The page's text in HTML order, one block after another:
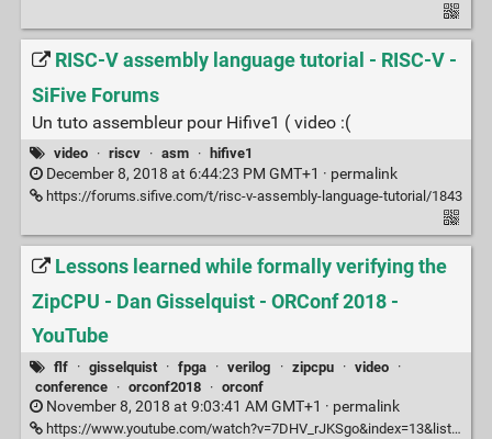
RISC-V assembly language tutorial - RISC-V -
SiFive Forums
Un tuto assembleur pour Hifive1 ( video :(
video · riscv · asm · hifive1
December 8, 2018 at 6:44:23 PM GMT+1 · permalink
https://forums.sifive.com/t/risc-v-assembly-language-tutorial/1843
Lessons learned while formally verifying the
ZipCPU - Dan Gisselquist - ORConf 2018 -
YouTube
flf · gisselquist · fpga · verilog · zipcpu · video
·
conference
· orconf2018 · orconf
November 8, 2018 at 9:03:41 AM GMT+1 · permalink
https://www.youtube.com/watch?v=7DHV_rJKSgo&index=13&list=PLUg3wIOWD8yoZLznLfhXjlICGlx2tuwvT&t=0s